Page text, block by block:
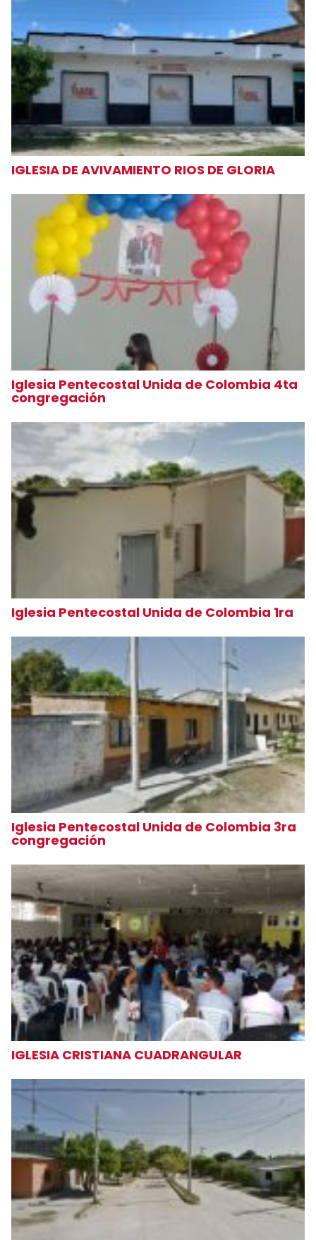
IGLESIA DE AVIVAMIENTO RIOS DE GLORIA
Iglesia Pentecostal Unida de Colombia 4ta
congregación
Iglesia Pentecostal Unida de Colombia 1ra
Iglesia Pentecostal Unida de Colombia 3ra
congregación
IGLESIA CRISTIANA CUADRANGULAR